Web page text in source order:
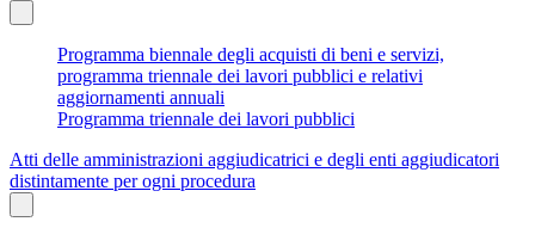
Programma biennale degli acquisti di beni e servizi,
programma triennale dei lavori pubblici e relativi
aggiornamenti annuali
Programma triennale dei lavori pubblici
Atti delle amministrazioni aggiudicatrici e degli enti aggiudicatori
distintamente per ogni procedura